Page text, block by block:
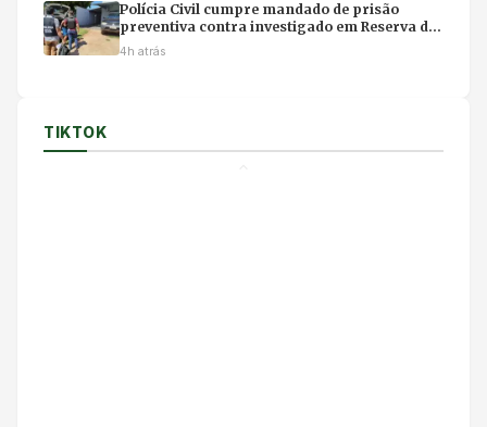
Polícia Civil cumpre mandado de prisão
preventiva contra investigado em Reserva do
Cabaçal
4h atrás
TIKTOK